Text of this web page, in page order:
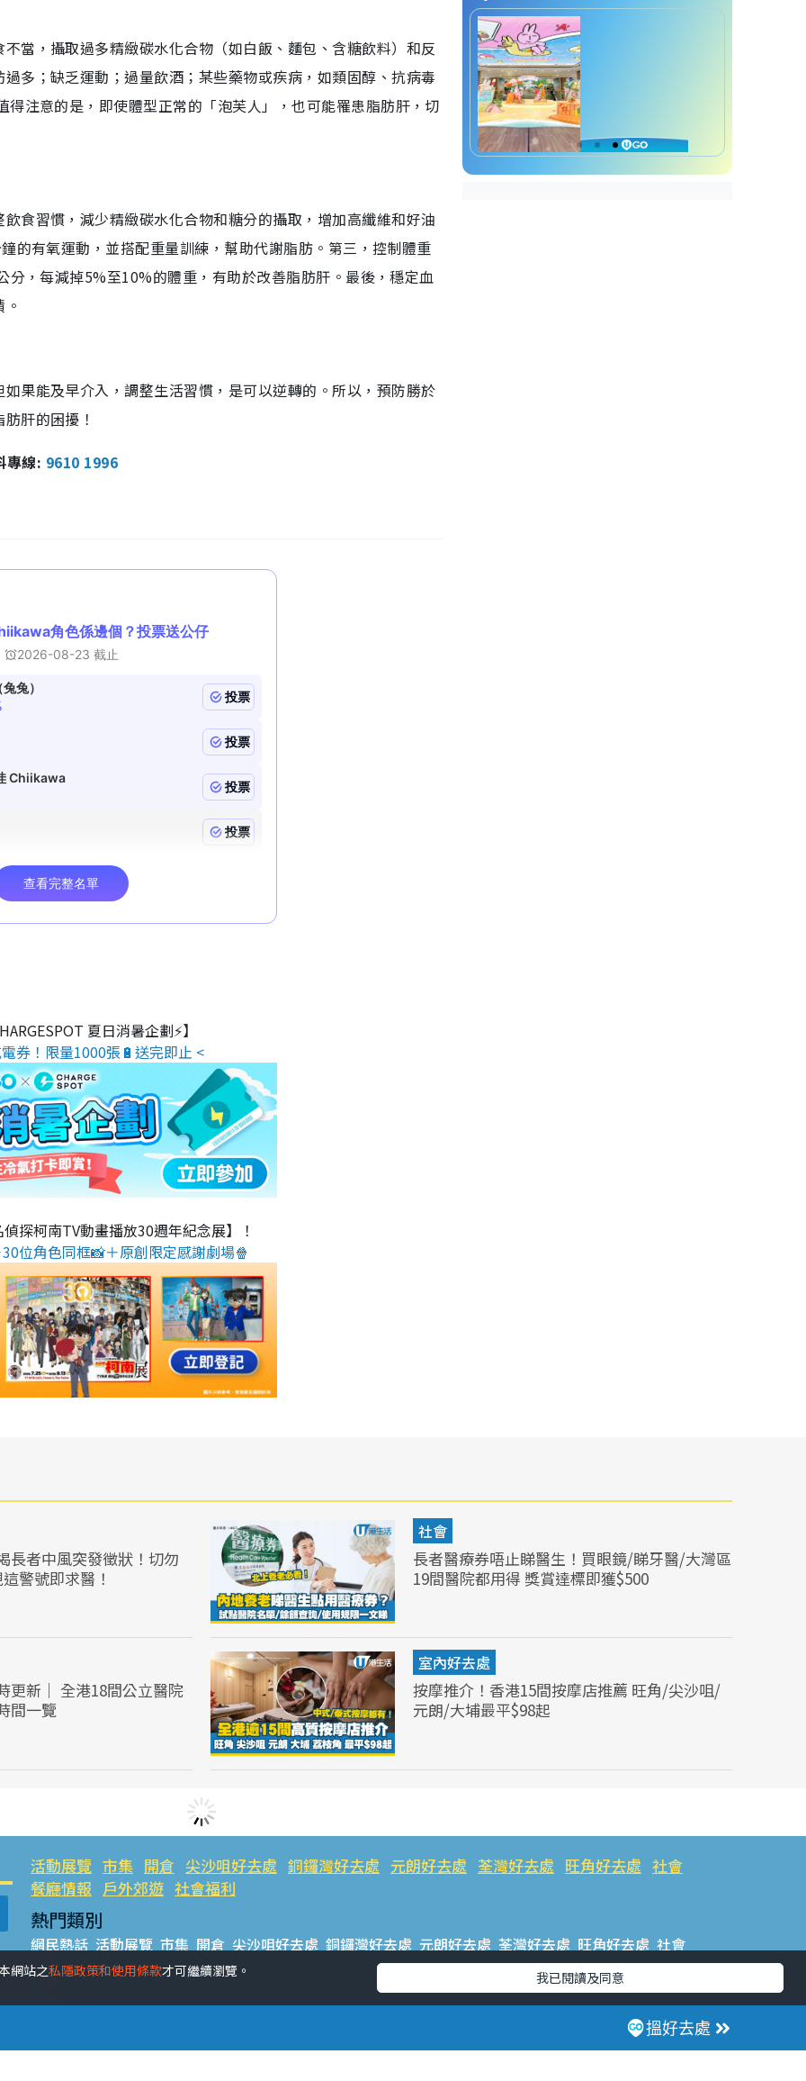
當，攝取過多精緻碳水化合物（如白飯、麵包、含糖飲料）和反
多；缺乏運動；過量飲酒；某些藥物或疾病，如類固醇、抗病毒
注意的是，即使體型正常的「泡芙人」，也可能罹患脂肪肝，切
食習慣，減少精緻碳水化合物和糖分的攝取，增加高纖維和好油
的有氧運動，並搭配重量訓練，幫助代謝脂肪。第三，控制體重
，每減掉5%至10%的體重，有助於改善脂肪肝。最後，穩定血
果能及早介入，調整生活習慣，是可以逆轉的。所以，預防勝於
肝的困擾！
專線: 9610 1996
夏日消暑企劃⚡】
券！限量1000張🔋送完即止 <
探柯南TV動畫播放30週年紀念展】！
位角色同框📸＋原創限定感謝劇場🍿
長者中風突發徵狀！切勿
警號即求醫！
社會
長者醫療券唔止睇醫生！買眼鏡/睇牙醫/大灣區
19間醫院都用得 獎賞達標即獲$500
更新｜ 全港18間公立醫院
間一覽
室內好去處
按摩推介！香港15間按摩店推薦 旺角/尖沙咀/
元朗/大埔最平$98起
搵好去處
活動展覽 市集 開倉 尖沙咀好去處 銅鑼灣好去處 元朗好去處 荃灣好去處 旺角好去處 社會
餐廳情報 戶外郊遊 社會福利
熱門類別
網民熱話 活動展覽 市集 開倉 尖沙咀好去處 銅鑼灣好去處 元朗好去處 荃灣好去處 旺角好去處 社會
餐廳情報 戶外郊遊
#限時搶
網站之私隱政策和使用條款才可繼續瀏覽。 我已閱讀及同意